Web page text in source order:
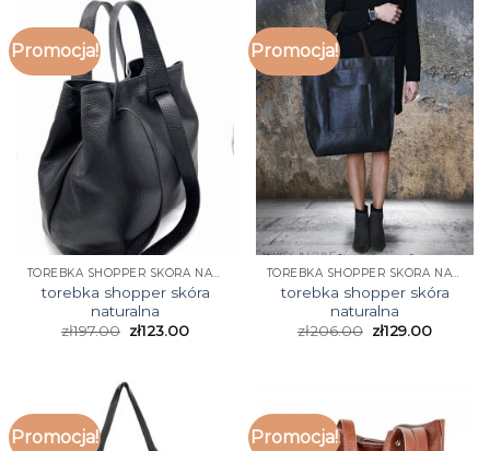
Promocja!
TOREBKA SHOPPER SKÓRA NATURALNA
torebka shopper skóra
naturalna
zł197.00 zł123.00
Promocja!
TOREBKA SHOPPER SKÓRA NATURALNA
torebka shopper skóra
naturalna
zł206.00 zł129.00
Promocja! Promocja!